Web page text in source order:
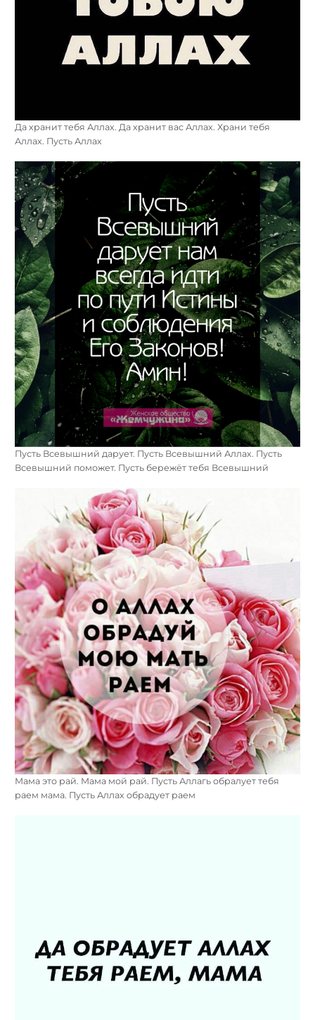
Да хранит тебя Аллах. Да хранит вас Аллах. Храни тебя
Аллах. Пусть Аллах
Пусть Всевышний дарует. Пусть Всевышний Аллах. Пусть
Всевышний поможет. Пусть бережёт тебя Всевышний
Мама это рай. Мама мой рай. Пусть Аллагь обралует тебя
раем мама. Пусть Аллах обрадует раем